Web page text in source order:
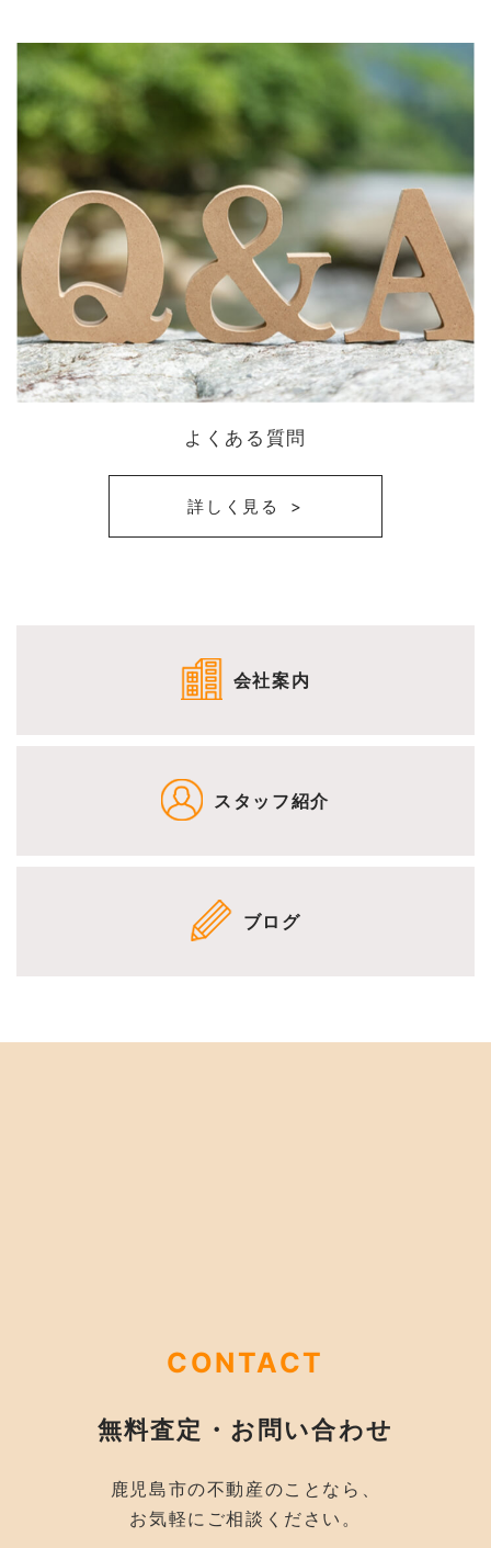
よくある質問
詳しく見る
会社案内
スタッフ紹介
ブログ
CONTACT
無料査定・お問い合わせ
鹿児島市の不動産のことなら、
お気軽にご相談ください。